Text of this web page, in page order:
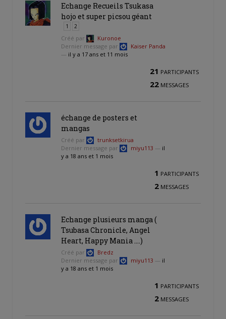
Echange Recueils Tsukasa
hojo et super picsou géant
1 2
Créé par
Kuronoe
Dernier message par
Kaiser Panda
— il y a 17 ans et 11 mois
21 PARTICIPANTS
22 MESSAGES
échange de posters et
mangas
Créé par
trunksetkirua
Dernier message par
miyu113 — il
y a 18 ans et 1 mois
1 PARTICIPANTS
2 MESSAGES
Echange plusieurs manga (
Tsubasa Chronicle, Angel
Heart, Happy Mania ….)
Créé par
Bredz
Dernier message par
miyu113 — il
y a 18 ans et 1 mois
1 PARTICIPANTS
2 MESSAGES